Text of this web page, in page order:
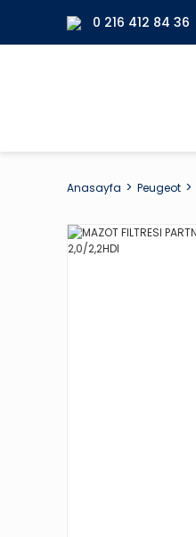
0 216 412 84 36
Anasayfa Peugeot